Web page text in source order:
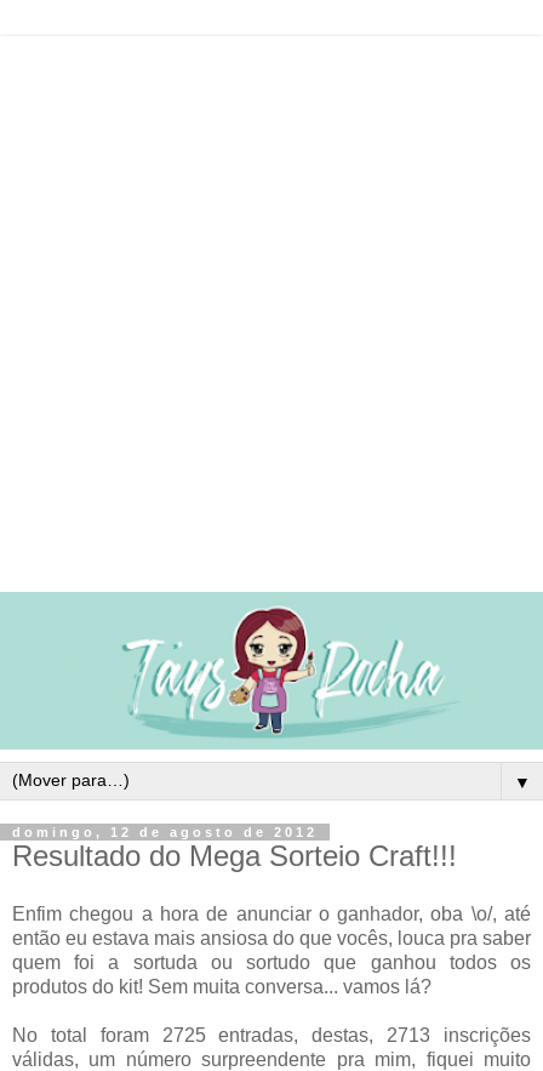
▼
domingo, 12 de agosto de 2012
Resultado do Mega Sorteio Craft!!!
Enfim chegou a hora de anunciar o ganhador, oba \o/, até
então eu estava mais ansiosa do que vocês, louca pra saber
quem foi a sortuda ou sortudo que ganhou todos os
produtos do kit! Sem muita conversa... vamos lá?
No total foram 2725 entradas, destas, 2713 inscrições
válidas, um número surpreendente pra mim, fiquei muito